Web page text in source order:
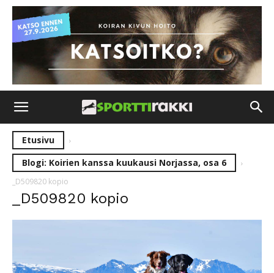
Etusivu
Blogi: Koirien kanssa kuukausi Norjassa, osa 6
_D509820 kopio
_D509820 kopio